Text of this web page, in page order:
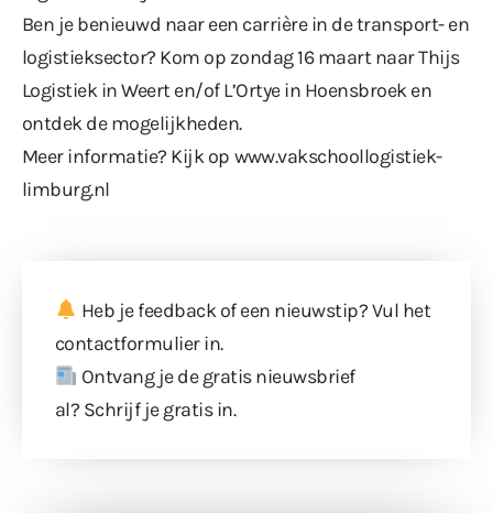
Ben je benieuwd naar een carrière in de transport- en
logistieksector? Kom op zondag 16 maart naar Thijs
Logistiek in Weert en/of L’Ortye in Hoensbroek en
ontdek de mogelijkheden.
Meer informatie? Kijk op www.vakschoollogistiek-
limburg.nl
Heb je feedback of een nieuwstip? Vul het
contactformulierin.
Ontvang je de gratis nieuwsbrief
al? Schrijf je gratis in.